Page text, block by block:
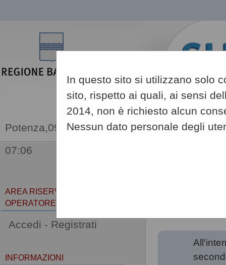
09/08/2026
07:06
In questo sito si utilizzano solo
sito, rispetto ai quali, ai sensi
2014, non è richiesto alcun
Nessun dato personale degli
AREA RISERVATA
OPERATORE ECONOMICO
Accedi - Registrati
INFORMAZIONI